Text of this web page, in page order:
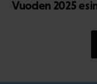
Vuoden 2025